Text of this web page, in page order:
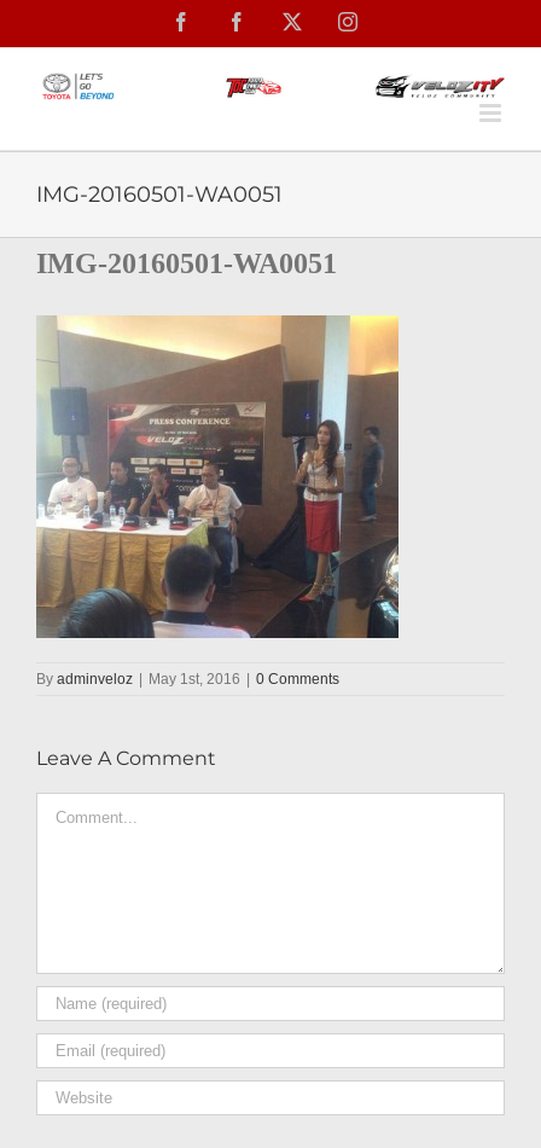
FacebookFacebook Instagram
IMG-20160501-WA0051
IMG-20160501-WA0051
By adminveloz May 1st, 2016 0 Comments
Leave A Comment